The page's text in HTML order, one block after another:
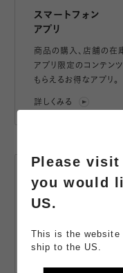
スマートフォン
アプリ
商品の購入、店舗の在
アプリ限定のコンテン
もらえるお得なアプリ。
詳しくみる
LINE公式
アカウント
お得な情報をお届け。
詳しくみる
Please visit
you would
US.
This is the website
ship to the US.